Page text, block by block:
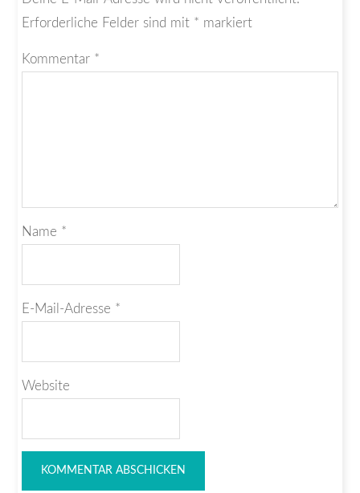
Erforderliche Felder sind mit * markiert
Kommentar *
Name *
E-Mail-Adresse *
Website